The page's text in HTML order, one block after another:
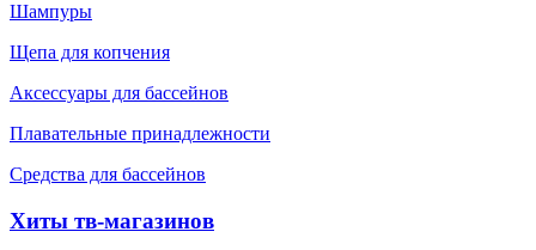
Шампуры
Щепа для копчения
Аксессуары для бассейнов
Плавательные принадлежности
Средства для бассейнов
Хиты тв-магазинов